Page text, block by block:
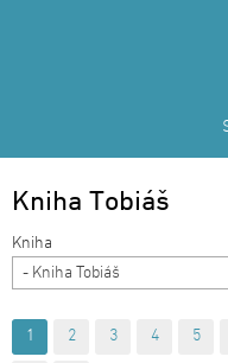
Kniha Tobiáš
- Kniha Tobiáš
1 2 3 4 5